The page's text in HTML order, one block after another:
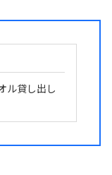
ル貸し出し